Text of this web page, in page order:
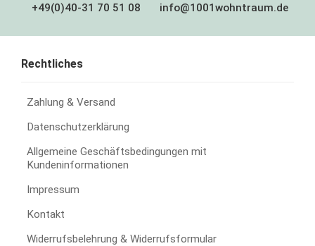
+49(0)40-31 70 51 08 info@1001wohntraum.de
Rechtliches
Zahlung & Versand
Datenschutzerklärung
Allgemeine Geschäftsbedingungen mit
Kundeninformationen
Impressum
Kontakt
Widerrufsbelehrung & Widerrufsformular